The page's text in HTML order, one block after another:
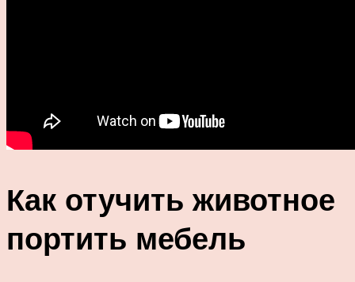
Как отучить животное
портить мебель